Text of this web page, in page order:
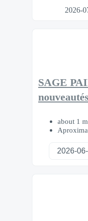
2026-
SAGE
nouveautés
about 1